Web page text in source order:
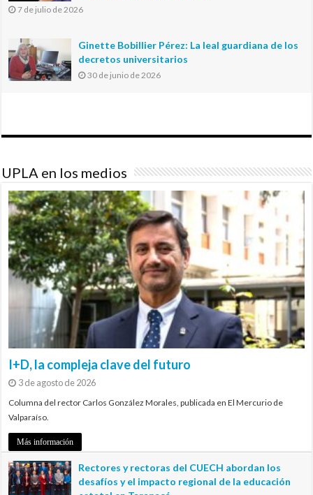
7 de julio de 2026
Ginette Bobillier Pérez: La leal guardiana de los
decretos universitarios
30 de junio de 2026
UPLA en los medios
I+D, la compleja clave del futuro
3 de agosto de 2026
Columna del rector Carlos González Morales, publicada en El Mercurio de
Valparaíso.
Más información
Rectores y rectoras del CUECH abordan los
desafíos y el impacto regional de la educación